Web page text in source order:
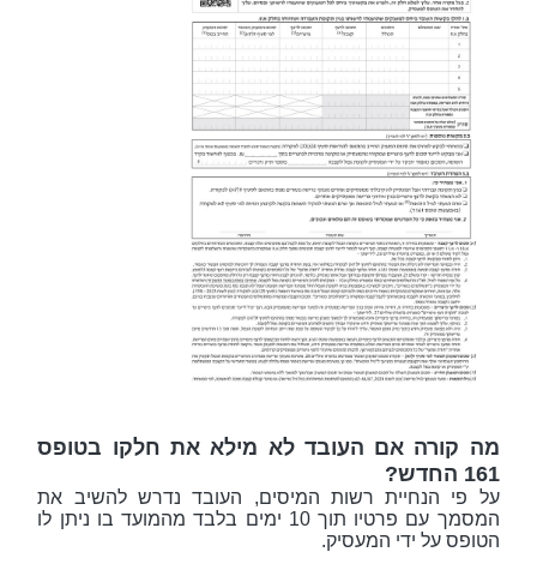
מה קורה אם העובד לא מילא את חלקו בטופס
161 החדש?
על פי הנחיית רשות המיסים, העובד נדרש להשיב את
המסמך עם פרטיו תוך 10 ימים בלבד מהמועד בו ניתן לו
הטופס על ידי המעסיק.